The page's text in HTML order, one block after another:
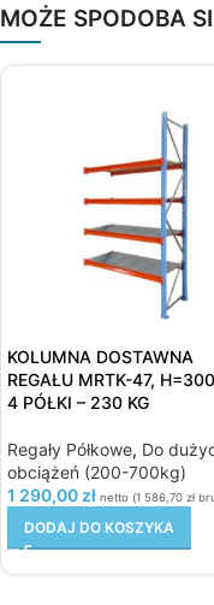
MOŻE SPODOBA
KOLUMNA DOSTAWNA
REGAŁU MRTK-47,
4 PÓŁKI – 230 KG
Regały Półkowe, Do
obciążeń (200-700kg)
1 290,00 zł netto (1 586,70 zł
DODAJ DO KOSZYKA